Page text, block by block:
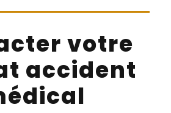
votre
accident